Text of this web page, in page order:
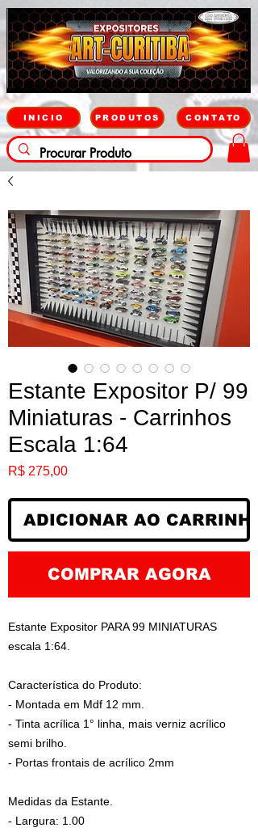
INICIO PRODUTOS CONTATO
Estante Expositor P/ 99
Miniaturas - Carrinhos
Escala 1:64
R$ 275,00Preço
ADICIONAR AO CARRINHO
COMPRAR AGORA
Estante Expositor PARA 99 MINIATURAS
escala 1:64.
Característica do Produto:
- Montada em Mdf 12 mm.
- Tinta acrílica 1° linha, mais verniz acrílico
semi brilho.
- Portas frontais de acrílico 2mm
Medidas da Estante.
- Largura: 1.00